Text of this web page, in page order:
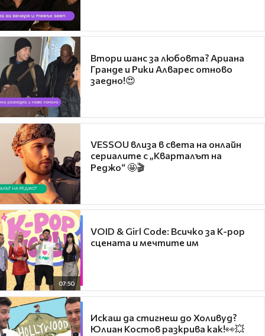
Втори шанс за любовта? Ариана
Гранде и Рики Алварес отново
заедно!😍
VESSOU влиза в света на онлайн
сериалите с „Кварталът на
Реджо“ 🤩🎬
07:50
VOID & Girl Code: Всичко за K-pop
сцената и мечтите им
Искаш да стигнеш до Холивуд?
Юлиан Костов разкрива как!👀💥